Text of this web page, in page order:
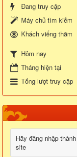
Đang truy cập
Máy chủ tìm kiếm
Khách viếng thăm
Hôm nay
Tháng hiện tại
Tổng lượt truy cập
Hãy đăng nhập
site